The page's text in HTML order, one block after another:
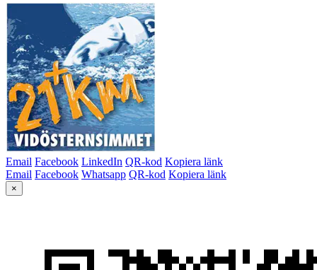
Email Facebook LinkedIn QR-kod Kopiera länk
Email Facebook Whatsapp QR-kod Kopiera länk
×